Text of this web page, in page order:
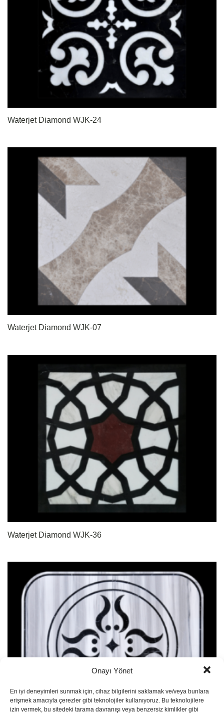
Onayı Yönet
En iyi deneyimleri sunmak için, cihaz bilgilerini saklamak ve/veya bunlara
erişmek amacıyla çerezler gibi teknolojiler kullanıyoruz. Bu teknolojilere
izin vermek, bu sitedeki tarama davranışı veya benzersiz kimlikler gibi
Waterjet Diamond WJK-24
Waterjet Diamond WJK-07
Waterjet Diamond WJK-36